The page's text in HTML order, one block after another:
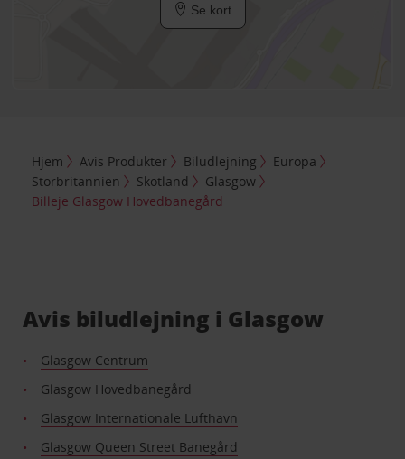
Se kort
Hjem Avis Produkter Biludlejning
Europa
Storbritannien
Skotland
Glasgow
Billeje Glasgow Hovedbanegård
Avis biludlejning i Glasgow
Glasgow Centrum
Glasgow Hovedbanegård
Glasgow Internationale Lufthavn
Glasgow Queen Street Banegård